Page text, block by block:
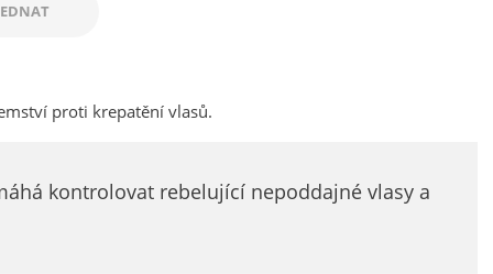
proti krepatění vlasů.
kontrolovat rebelující nepoddajné vlasy a